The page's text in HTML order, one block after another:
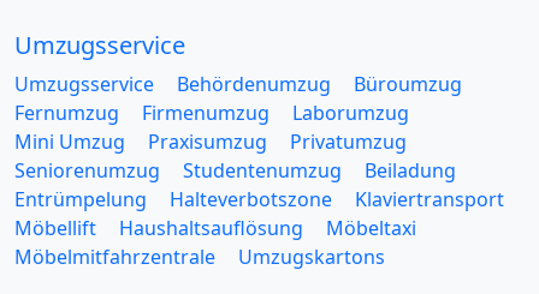
Umzugsservice
Umzugsservice Behördenumzug
Büroumzug
Fernumzug
Firmenumzug
Laborumzug
Mini Umzug
Praxisumzug
Privatumzug
Seniorenumzug
Studentenumzug
Beiladung
Entrümpelung
Halteverbotszone
Klaviertransport
Möbellift
Haushaltsauflösung
Möbeltaxi
Möbelmitfahrzentrale
Umzugskartons